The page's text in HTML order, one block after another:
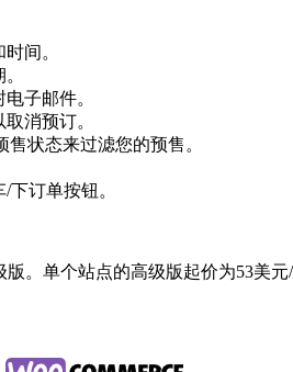
间。
子邮件。
消预订。
售状态来过滤您的预售。
订单按钮。
版。单个站点的高级版起价为53美元/